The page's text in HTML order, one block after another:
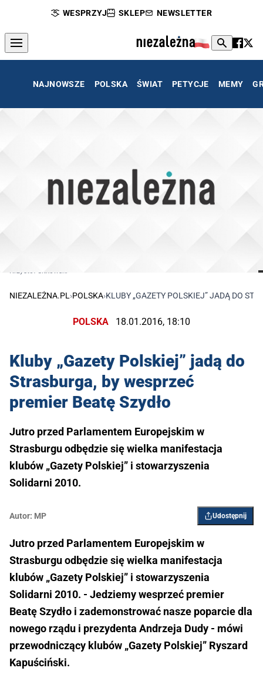
WESPRZYJ SKLEP NEWSLETTER
NAJNOWSZE POLSKA ŚWIAT PETYCJE MEMY
NIEZALEŻNA.PL ›POLSKA›KLUBY „GAZETY POLSKIEJ” JADĄ DO
POLSKA 18.01.2016, 18:10
Kluby „Gazety Polskiej” jadą do
Strasburga, by wesprzeć
premier Beatę Szydło
Jutro przed Parlamentem Europejskim w
Strasburgu odbędzie się wielka manifestacja
klubów „Gazety Polskiej” i stowarzyszenia
Solidarni 2010.
Autor: MP Udostępnij
Jutro przed Parlamentem Europejskim w
Strasburgu odbędzie się wielka manifestacja
klubów „Gazety Polskiej” i stowarzyszenia
Solidarni 2010. - Jedziemy wesprzeć premier
Beatę Szydło i zademonstrować nasze poparcie dla
nowego rządu i prezydenta Andrzeja Dudy - mówi
przewodniczący klubów „Gazety Polskiej” Ryszard
Kapuściński.